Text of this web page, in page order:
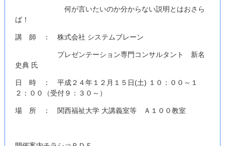
何が言いたいのか分からない説明とはおさら
ば！
講 師 ： 株式会社 システムブレーン
プレゼンテーション専門コンサルタント 新名
史典 氏
日 時 ： 平成２４年１２月１５日(土) １０：００～１
２：００（受付９：３０～）
場 所 ： 関西福祉大学 大講義室等 Ａ１００教室